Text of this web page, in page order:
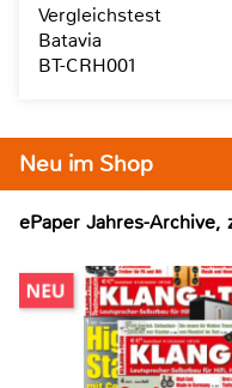
Neu im Shop
ePaper Jahres-Archive,
Vergleichstest
Batavia
BT-CRH001